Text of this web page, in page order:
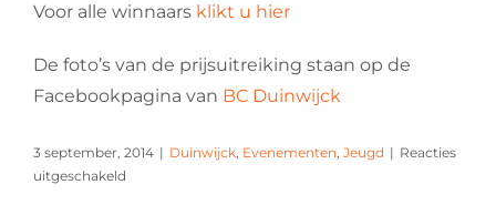
Voor alle winnaars klikt u hier
De foto’s van de prijsuitreiking staan op de
Facebookpagina van BC Duinwijck
3 september, 2014 | Duinwijck, Evenementen, Jeugd | Reacties
uitgeschakeld